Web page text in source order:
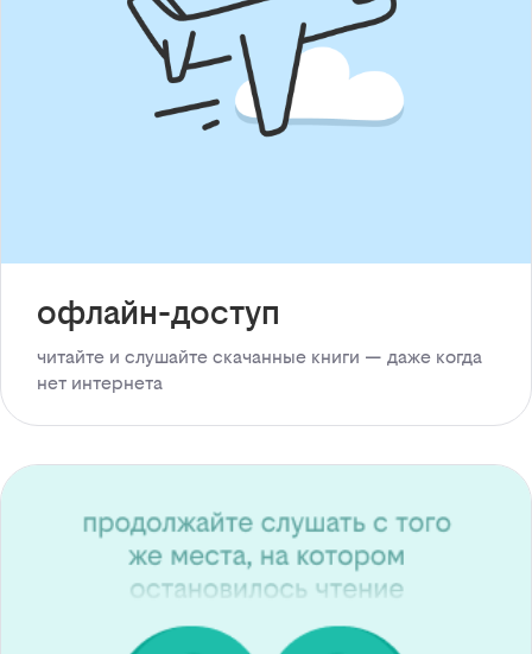
офлайн-доступ
читайте и слушайте скачанные книги — даже когда
нет интернета